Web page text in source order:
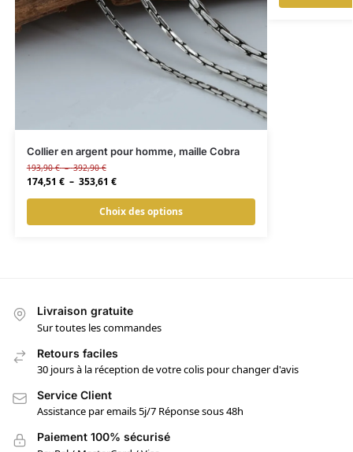
Collier en argent pour homme, maille Cobra
193,90€ – 392,90€
174,51 € – 353,61 €
Choix des options
Livraison gratuite
Sur toutes les commandes
Retours faciles
30 jours à la réception de votre colis pour changer d'avis
Service Client
Assistance par emails 5j/7 Réponse sous 48h
Paiement 100% sécurisé